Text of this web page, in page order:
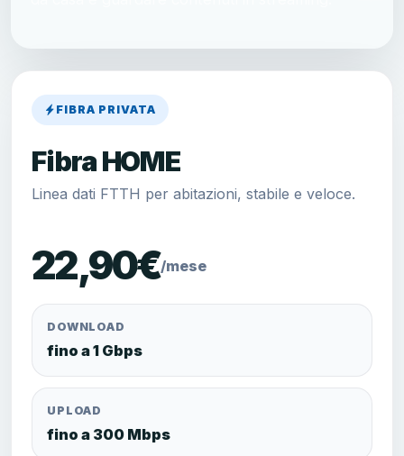
FIBRA PRIVATA
Fibra HOME
Linea dati FTTH per abitazioni, stabile e veloce.
22,90€/mese
DOWNLOAD
fino a 1 Gbps
UPLOAD
fino a 300 Mbps